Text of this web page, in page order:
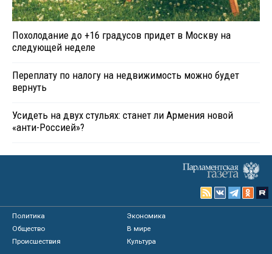
Похолодание до +16 градусов придет в Москву на
следующей неделе
Переплату по налогу на недвижимость можно будет
вернуть
Усидеть на двух стульях: станет ли Армения новой
«анти-Россией»?
Политика
Экономика
Общество
В мире
Происшествия
Культура